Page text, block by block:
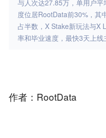
与人次达27.85万，单用户
度位居RootData前30%，其
占半数，X Stake新玩法与X
率和毕业速度，最快3天上线
作者：RootData